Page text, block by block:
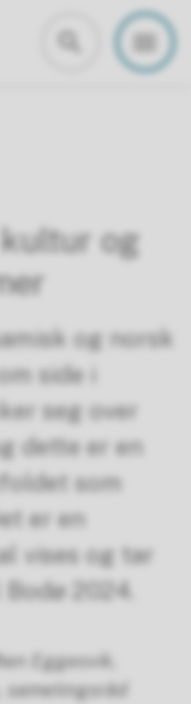
og
og norsk
side i
seg over
dette er en
som
er en
vises og tar
2024.
Eggesvik,
sametingsråd